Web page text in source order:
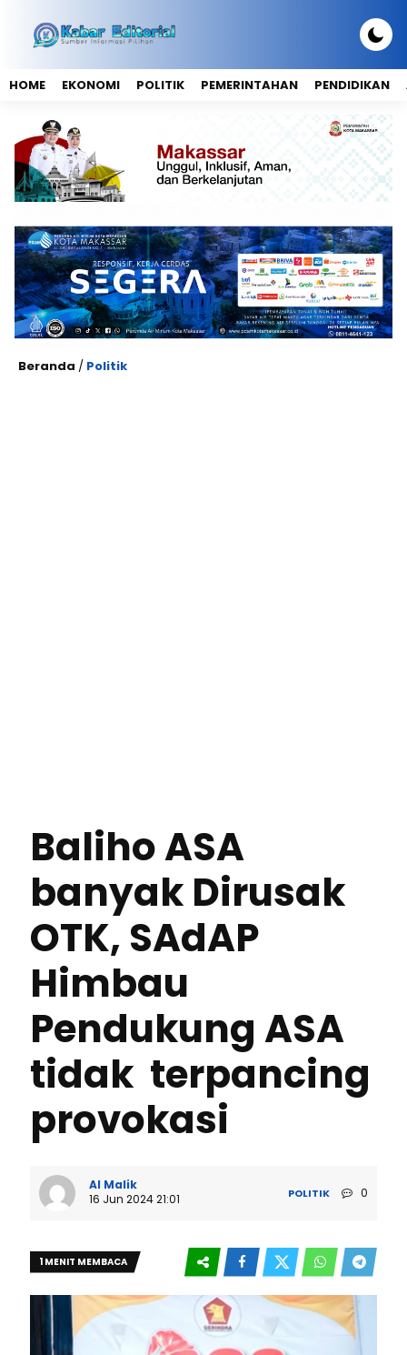
HOME EKONOMI POLITIK PEMERINTAHAN PENDIDIKAN
Beranda / Politik
Baliho ASA
banyak Dirusak
OTK, SAdAP
Himbau
Pendukung ASA
tidak terpancing
provokasi
Al Malik
16 Jun 2024 21:01
POLITIK 0
1 MENIT MEMBACA